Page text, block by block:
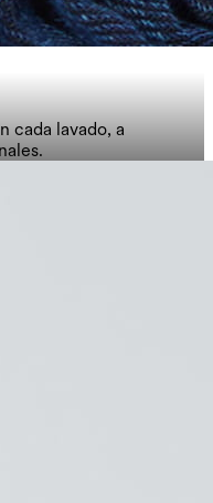
cada lavado, a